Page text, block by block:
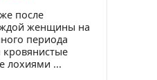
после
женщины на
периода
кровянистые
лохиями ...